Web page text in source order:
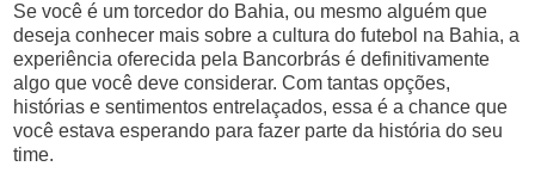
Se você é um torcedor do Bahia, ou mesmo alguém que
deseja conhecer mais sobre a cultura do futebol na Bahia, a
experiência oferecida pela Bancorbrás é definitivamente
algo que você deve considerar. Com tantas opções,
histórias e sentimentos entrelaçados, essa é a chance que
você estava esperando para fazer parte da história do seu
time.